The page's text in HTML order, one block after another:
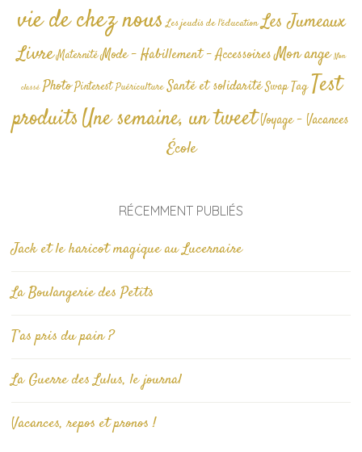
vie de chez nous Les jeudis de l'éducation Les Jumeaux
Livre Maternité Mode - Habillement - AccessoiresMon ange Non
classé Photo Pinterest Puériculture Santé et solidarité Swap TagTest
produitsUne semaine, un tweetVoyage - Vacances
École
RÉCEMMENT PUBLIÉS
Jack et le haricot magique au Lucernaire
La Boulangerie des Petits
T’as pris du pain ?
La Guerre des Lulus, le journal
Vacances, repos et pronos !